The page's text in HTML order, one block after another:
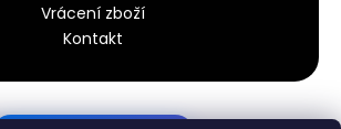
Vrácení zboží
Kontakt